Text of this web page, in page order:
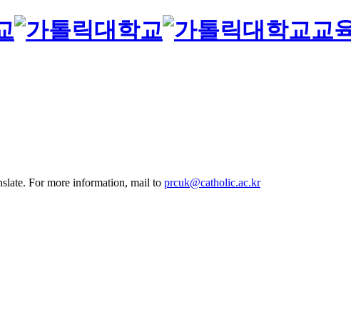
교
For more information, mail to prcuk@catholic.ac.kr